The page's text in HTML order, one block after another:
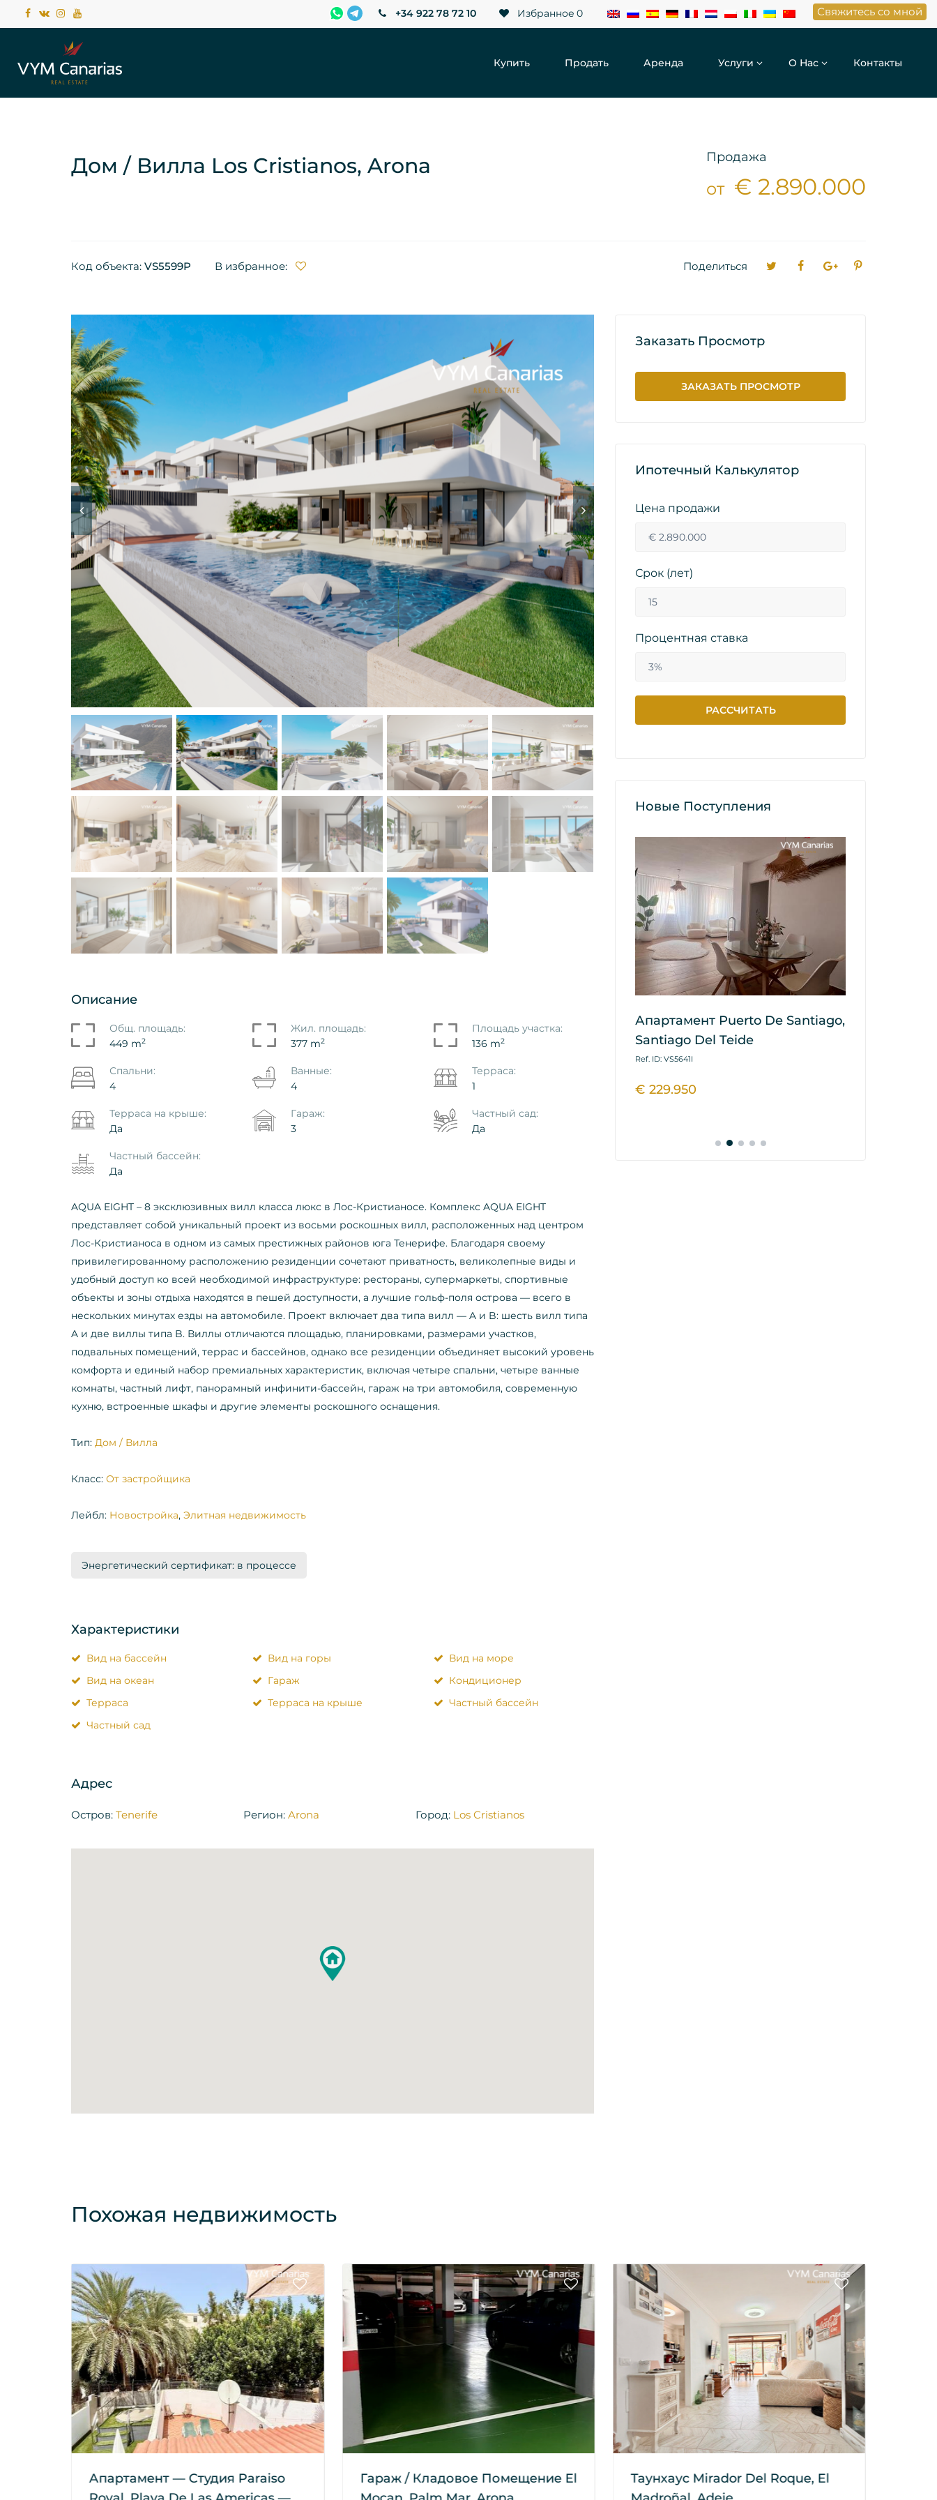
Свяжитесь со мной
Избранное 0
+34 922 78 72 10
Купить Продать Аренда Услуги О Нас Контакты
Дом / Вилла Los Cristianos, Arona Продажа
от € 2.890.000
Код объекта: VS5599P В избранное: Поделиться
Описание
Общ. площадь:
449 m2
Жил. площадь:
377 m2
Площадь участка:
136 m2
Спальни:
4
Ванные:
4
Терраса:
1
Терраса на крыше:
Да
Гараж:
3
Частный сад:
Да
Частный бассейн:
Да
AQUA EIGHT – 8 эксклюзивных вилл класса люкс в Лос-Кристианосе. Комплекс AQUA EIGHT
представляет собой уникальный проект из восьми роскошных вилл, расположенных над центром
Лос-Кристианоса в одном из самых престижных районов юга Тенерифе. Благодаря своему
привилегированному расположению резиденции сочетают приватность, великолепные виды и
удобный доступ ко всей необходимой инфраструктуре: рестораны, супермаркеты, спортивные
объекты и зоны отдыха находятся в пешей доступности, а лучшие гольф-поля острова — всего в
нескольких минутах езды на автомобиле. Проект включает два типа вилл — A и B: шесть вилл типа
A и две виллы типа B. Виллы отличаются площадью, планировками, размерами участков,
подвальных помещений, террас и бассейнов, однако все резиденции объединяет высокий уровень
комфорта и единый набор премиальных характеристик, включая четыре спальни, четыре ванные
комнаты, частный лифт, панорамный инфинити-бассейн, гараж на три автомобиля, современную
кухню, встроенные шкафы и другие элементы роскошного оснащения.
Тип: Дом / Вилла
Класс: От застройщика
Лейбл: Новостройка, Элитная недвижимость
Энергетический сертификат: в процессе
Характеристики
Вид на бассейн Вид на горы
Вид на море
Вид на океан
Гараж
Кондиционер
Терраса
Терраса на крыше
Частный бассейн
Частный сад
Адрес
Остров: Tenerife Регион: Arona Город: Los Cristianos
Заказать Просмотр
ЗАКАЗАТЬ ПРОСМОТР
Ипотечный Калькулятор
Цена продажи
Срок (лет)
Процентная ставка
Новые Поступления
- Пентхаус La Tejita
La Tejita, Granadilla
Траспасо - Салон Playa De Las
Americas - Adeje, Adeje
Апартамент Primavera, Costa
Del Silencio, Arona
€ 219.000
Апартамент Puerto De Santiago,
Santiago Del Teide
Ref. ID: VS5641I
€ 229.950
Похожая недвижимость
Апартамент — Студия Paraiso
Гараж / Кладовое Помещение El
Таунхаус Mirador Del Roque, El